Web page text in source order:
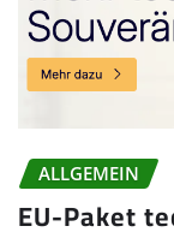
ALLGEMEIN
EU-Paket